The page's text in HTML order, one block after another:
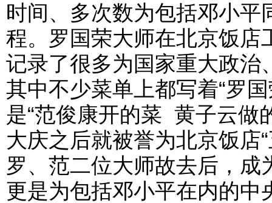
时间、多次数为包括邓小
程。罗国荣大师在北京饭店
记录了很多为国家重大政治
其中不少菜单上都写着“罗
是“范俊康开的菜 黄子云做
大庆之后就被誉为北京饭店
罗、范二位大师故去后，
更是为包括邓小平在内的中